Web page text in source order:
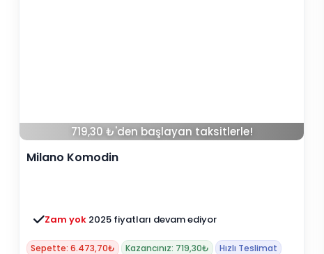
719,30 ₺'den başlayan taksitlerle!
Milano Komodin
Zam yok 2025 fiyatları devam ediyor
Sepette: 6.473,70₺ Kazancınız: 719,30₺ Hızlı Teslimat